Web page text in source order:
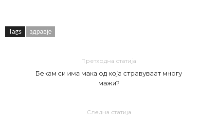
Tags здравје
Претходна статија
Бекам си има мака од која стравуваат многу
мажи?
Следна статија